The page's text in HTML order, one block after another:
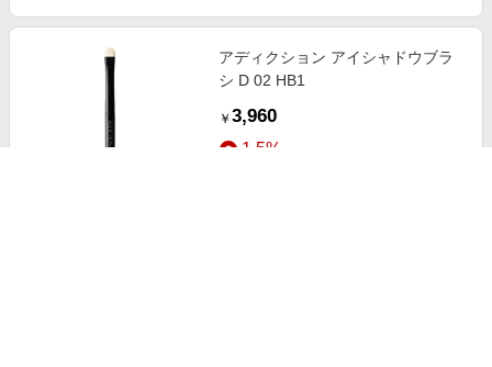
アディクション アイシャドウブラ
シ D 02 HB1
￥ 3,960
1.5%